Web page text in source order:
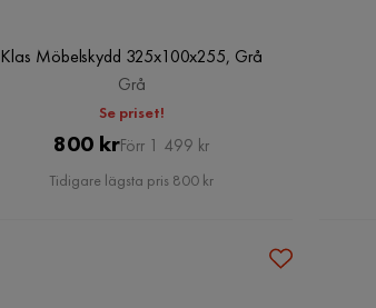
Klas Möbelskydd 325x100x255, Grå
Grå
Se priset!
Pris
800 kr Original
Pris
Förr 1 499 kr
Tidigare lägsta pris 800 kr